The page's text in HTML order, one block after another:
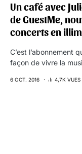
Un café avec
de GuestMe,
concerts en
C’est l’abonnement
façon de vivre la
6 OCT. 2016 4,7K VUES